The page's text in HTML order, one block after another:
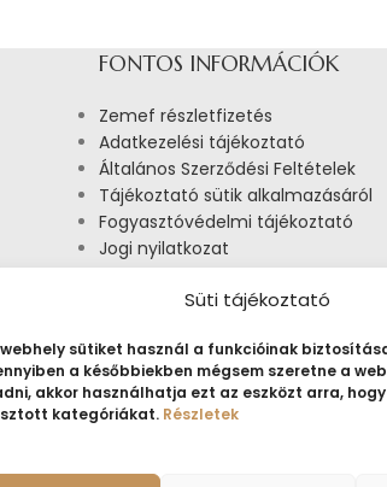
Süti tájékoztató
webhely sütiket használ a funkcióinak
a későbbiekben mégsem szeretne a
akkor használhatja ezt az eszközt arra,
kategóriákat. Részletek
FONTOS INFORMÁCIÓK
Zemef részletfizetés
Adatkezelési tájékoztató
Általános Szerződési Feltételek
Tájékoztató sütik alkalmazásáról
Fogyasztóvédelmi tájékoztató
Jogi nyilatkozat
Impresszum
Pályázatok